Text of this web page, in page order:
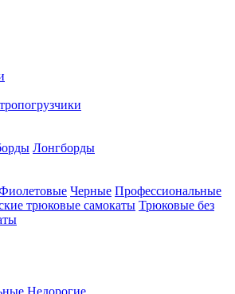
Лонгборды
Черные Профессиональные
трюковые самокаты Трюковые без
Недорогие